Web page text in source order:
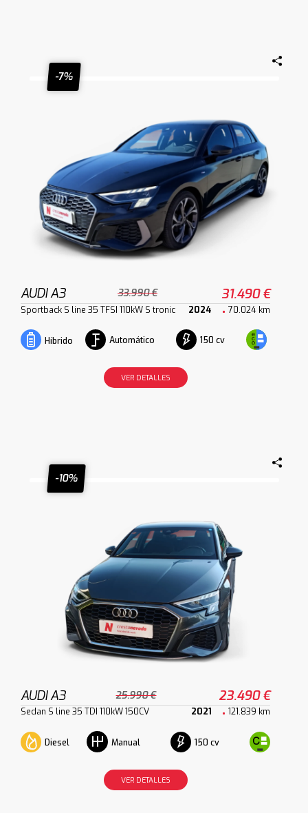
-7%
AUDI A3 33.990 € 31.490 €
Sportback S line 35 TFSI 110kW S tronic 2024 70.024 km
Híbrido Automático 150 cv
VER DETALLES
-10%
AUDI A3 25.990 € 23.490 €
Sedan S line 35 TDI 110kW 150CV 2021 121.839 km
Diesel Manual 150 cv
VER DETALLES